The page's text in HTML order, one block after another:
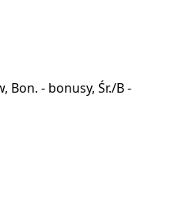
Bon. - bonusy, Śr./B -